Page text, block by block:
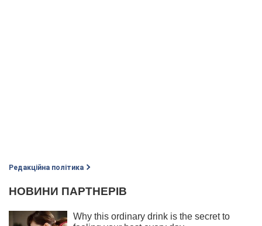
Редакційна політика